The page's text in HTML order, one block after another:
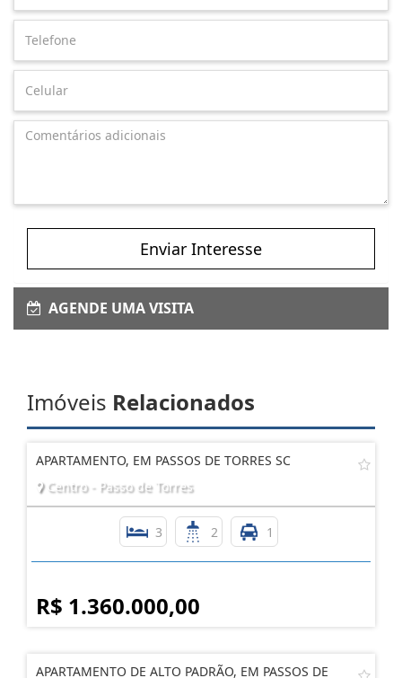
Enviar Interesse
AGENDE UMA VISITA
Imóveis Relacionados
APARTAMENTO, EM PASSOS DE TORRES SC
Centro - Passo de Torres
3 2 1
R$ 1.360.000,00
APARTAMENTO DE ALTO PADRÃO, EM PASSOS DE